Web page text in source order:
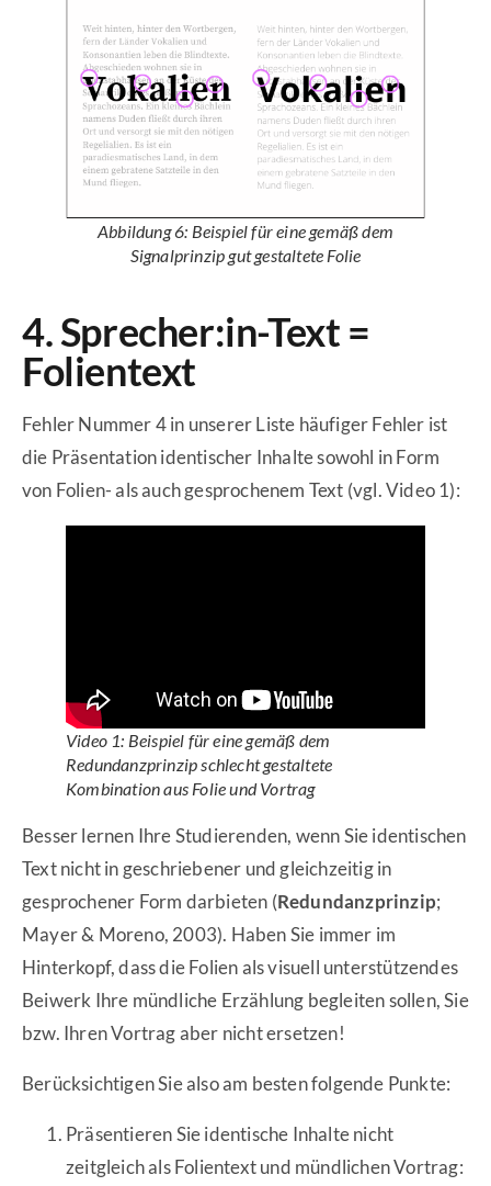
Abbildung 6: Beispiel für eine gemäß dem
Signalprinzip gut gestaltete Folie
4. Sprecher:in-Text =
Folientext
Fehler Nummer 4 in unserer Liste häufiger Fehler ist
die Präsentation identischer Inhalte sowohl in Form
von Folien- als auch gesprochenem Text (vgl. Video 1):
Video 1: Beispiel für eine gemäß dem
Redundanzprinzip schlecht gestaltete
Kombination aus Folie und Vortrag
Besser lernen Ihre Studierenden, wenn Sie identischen
Text nicht in geschriebener und gleichzeitig in
gesprochener Form darbieten (Redundanzprinzip;
Mayer & Moreno, 2003). Haben Sie immer im
Hinterkopf, dass die Folien als visuell unterstützendes
Beiwerk Ihre mündliche Erzählung begleiten sollen, Sie
bzw. Ihren Vortrag aber nicht ersetzen!
Berücksichtigen Sie also am besten folgende Punkte:
Präsentieren Sie identische Inhalte nicht
zeitgleich als Folientext und mündlichen Vortrag: